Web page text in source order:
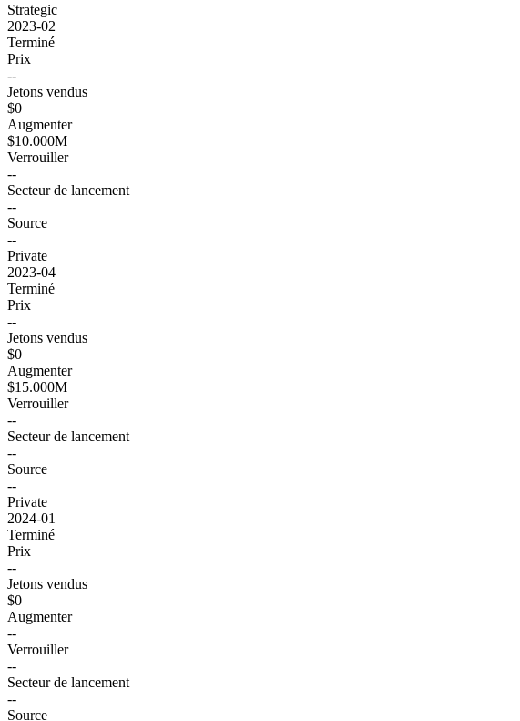
Strategic
2023-02
Terminé
Prix
--
Jetons vendus
$0
Augmenter
$10.000M
Verrouiller
--
Secteur de lancement
--
Source
--
Private
2023-04
Terminé
Prix
--
Jetons vendus
$0
Augmenter
$15.000M
Verrouiller
--
Secteur de lancement
--
Source
--
Private
2024-01
Terminé
Prix
--
Jetons vendus
$0
Augmenter
--
Verrouiller
--
Secteur de lancement
--
Source